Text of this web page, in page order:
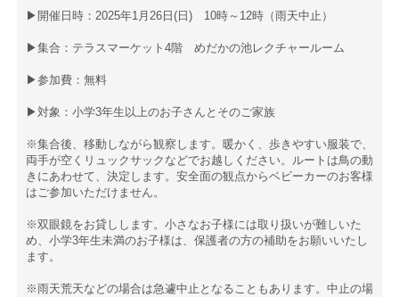
▶開催日時：2025年1月26日(日) 10時～12時（雨天中止）
▶集合：テラスマーケット4階 めだかの池レクチャールーム
▶参加費：無料
▶対象：小学3年生以上のお子さんとそのご家族
※集合後、移動しながら観察します。暖かく、歩きやすい服装で、
両手が空くリュックサックなどでお越しください。ルートは鳥の動
きにあわせて、決定します。安全面の観点からベビーカーのお客様
はご参加いただけません。
※双眼鏡をお貸しします。小さなお子様には取り扱いが難しいた
め、小学3年生未満のお子様は、保護者の方の補助をお願いいたし
ます。
※雨天荒天などの場合は急遽中止となることもあります。中止の場